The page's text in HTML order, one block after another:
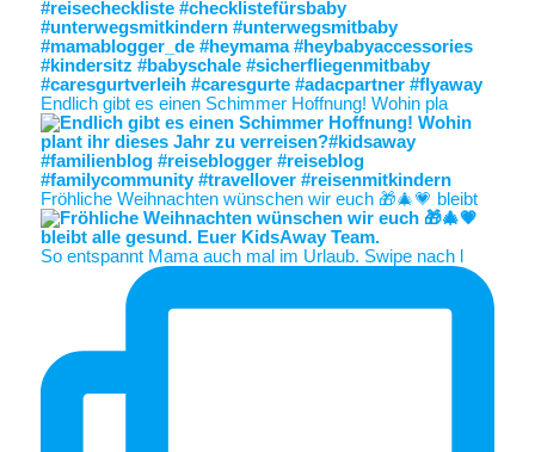
Endlich gibt es einen Schimmer Hoffnung! Wohin pla
Fröhliche Weihnachten wünschen wir euch 🎁🎄💗 bleibt
So entspannt Mama auch mal im Urlaub. Swipe nach l